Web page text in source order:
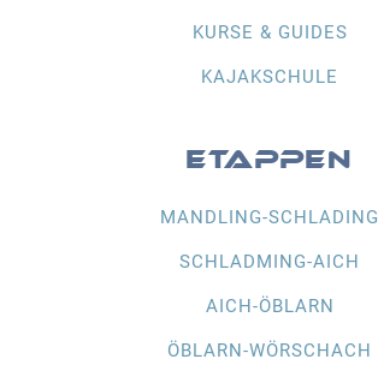
KURSE & GUIDES
KAJAKSCHULE
ETAPPEN
MANDLING-SCHLADING
SCHLADMING-AICH
AICH-ÖBLARN
ÖBLARN-WÖRSCHACH